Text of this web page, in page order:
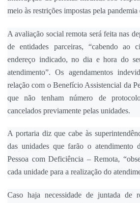
meio às restrições impostas pela
A avaliação social remota será feita nas
de entidades parceiras, “cabendo ao
endereço indicado, no dia e hora do
atendimento”. Os agendamentos
relação com o Benefício Assistencial da
que não tenham número de
cancelados previamente pelas unidades.
A portaria diz que cabe às
das unidades que farão o atendimento
Pessoa com Deficiência – Remota,
cada unidade para a realização do
Caso haja necessidade de juntada de